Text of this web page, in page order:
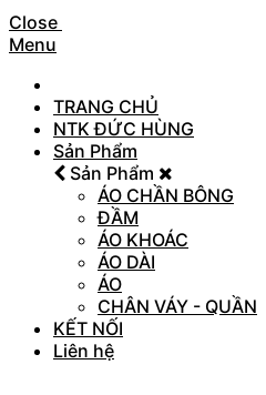
Close
Menu
TRANG CHỦ
NTK ĐỨC HÙNG
Sản Phẩm
Sản Phẩm
ÁO CHẦN BÔNG
ĐẦM
ÁO KHOÁC
ÁO DÀI
ÁO
CHÂN VÁY - QUẦN
KẾT NỐI
Liên hệ